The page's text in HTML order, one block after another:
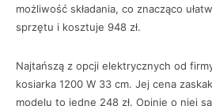
możliwość składania, co znacząco
sprzętu i kosztuje 948 zł.
Najtańszą z opcji elektrycznych od
kosiarka 1200 W 33 cm. Jej cena
modelu to jedne 248 zł. Opinie o niej